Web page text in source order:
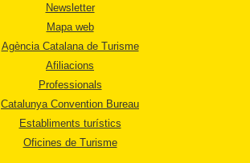
Newsletter
Mapa web
Agència Catalana de Turisme
Afiliacions
Professionals
Catalunya Convention Bureau
Establiments turístics
Oficines de Turisme